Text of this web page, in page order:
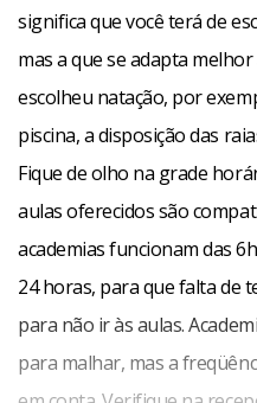
significa que você terá de
mas a que se adapta
escolheu natação, por
piscina, a disposição das
Fique de olho na grade
aulas oferecidos são
academias funcionam das
24 horas, para que falta de
para não ir às aulas.
para malhar, mas a